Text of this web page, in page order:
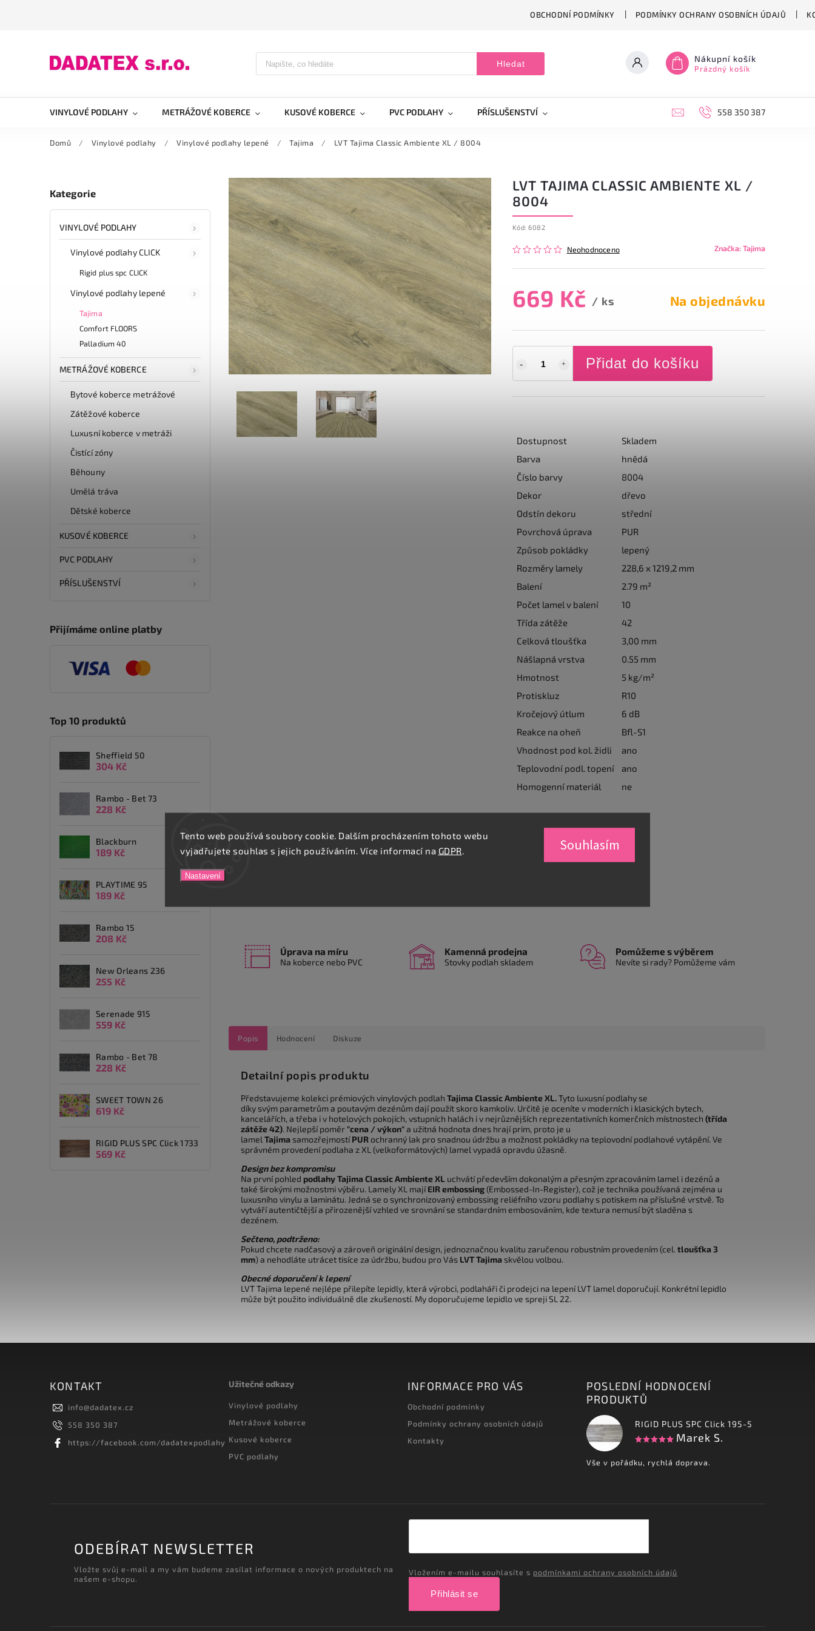
Tento web používá soubory cookie. Dalším procházením tohoto webu
vyjadřujete souhlas s jejich používáním. Více informací na GDPR
Nastavení
Souhlasím
OBCHODNÍ PODMÍNKY PODMÍNKY OCHRANY OSOBNÍCH ÚDAJŮ
Hledat Nákupní košík
Prázdný košík
VINYLOVÉ PODLAHY METRÁŽOVÉ KOBERCE KUSOVÉ KOBERCE PVC PODLAHY PŘÍSLUŠENSTVÍ 558 350 387
Domů / Vinylové podlahy / Vinylové podlahy lepené / Tajima / LVT Tajima Classic Ambiente XL / 8004
Kategorie
VINYLOVÉ PODLAHY
Vinylové podlahy CLICK
Rigid plus spc CLICK
Vinylové podlahy lepené
Tajima
Comfort FLOORS
Palladium 40
METRÁŽOVÉ KOBERCE
Bytové koberce metrážové
Zátěžové koberce
Luxusní koberce v metráži
Čistící zóny
Běhouny
Umělá tráva
Dětské koberce
KUSOVÉ KOBERCE
PVC PODLAHY
PŘÍSLUŠENSTVÍ
Přijímáme online platby
Top 10 produktů
Sheffield 50
304 Kč
Rambo - Bet 73
228 Kč
Blackburn
189 Kč
PLAYTIME 95
189 Kč
Rambo 15
208 Kč
New Orleans 236
255 Kč
Serenade 915
559 Kč
Rambo - Bet 78
228 Kč
SWEET TOWN 26
619 Kč
RIGID PLUS SPC Click 1733
569 Kč
LVT TAJIMA CLASSIC AMBIENTE XL /
8004
Kód: 6082
Neohodnoceno Značka:Tajima
669 Kč / ks Na objednávku
Přidat do košíku
Dostupnost
Skladem
Barva
hnědá
Číslo barvy
8004
Dekor
dřevo
Odstín dekoru
střední
Povrchová úprava
PUR
Způsob pokládky
lepený
Rozměry lamely
228,6 x 1219,2 mm
Balení
2.79 m²
Počet lamel v balení
10
Třída zátěže
42
Celková tloušťka
3,00 mm
Nášlapná vrstva
0.55 mm
Hmotnost
5 kg/m²
Protiskluz
R10
Kročejový útlum
6 dB
Reakce na oheň
Bfl-S1
Vhodnost pod kol. židli
ano
Teplovodní podl. topení
ano
Homogenní materiál
ne
Detailní informace
Úprava na míru
Na koberce nebo PVC
Kamenná prodejna
Stovky podlah skladem
Pomůžeme s výběrem
Nevíte si rady? Pomůžeme vám
Popis Hodnocení Diskuze
Detailní popis produktu
Představujeme kolekci prémiových vinylových podlah Tajima Classic Ambiente XL.Tyto luxusní podlahy se
díky svým parametrům a poutavým dezénům dají použít skoro kamkoliv. Určitě je oceníte v moderních i klasických bytech,
kancelářích, a třeba i v hotelových pokojích, vstupních halách i v nejrůznějších reprezentativních komerčních místnostech (třída
zátěže 42). Nejlepší poměr"cena / výkon"a užitná hodnota dnes hrají prim, proto je u
lamel Tajima samozřejmostí PURochranný lak pro snadnou údržbu a možnost pokládky na teplovodní podlahové vytápění. Ve
správném provedení podlaha z XL (velkoformátových) lamel vypadá opravdu úžasně.
Design bez kompromisu
Na první pohled podlahy Tajima Classic Ambiente XL uchvátí především dokonalým a přesným zpracováním lamel i dezénů a
také širokými možnostmi výběru. Lamely XL mají EIR embossing(Embossed-In-Register), což je technika používaná zejména u
luxusního vinylu a laminátu. Jedná se o synchronizovaný embossing reliéfního vzoru podlahy s potiskem na příslušné vrstvě. To
vytváří autentičtější a přirozenější vzhled ve srovnání se standardním embosováním, kde textura nemusí být sladěna s
dezénem.
Sečteno, podtrženo:
Pokud chcete nadčasový a zároveň originální design, jednoznačnou kvalitu zaručenou robustním provedením (cel. tloušťka 3
mm) a nehodláte utrácet tisíce za údržbu, budou pro Vás LVT Tajima skvělou volbou.
Obecné doporučení k lepení
LVT Tajima lepené nejlépe přilepíte lepidly, která výrobci, podlaháři či prodejci na lepení LVT lamel doporučují. Konkrétní lepidlo
může být použito individuálně dle zkušeností. My doporučujeme lepidlo ve spreji SL 22.
KONTAKT
info@dadatex.cz
558 350 387
https://facebook.com/dadatexpodlahy
Užitečné odkazy
Vinylové podlahy
Metrážové koberce
Kusové koberce
PVC podlahy
INFORMACE PRO VÁS
Obchodní podmínky
Podmínky ochrany osobních údajů
Kontakty
POSLEDNÍ HODNOCENÍ
PRODUKTŮ
RIGID PLUS SPC Click 195-5
Marek S.
Vše v pořádku, rychlá doprava.
ODEBÍRAT NEWSLETTER
Vložte svůj e-mail a my vám budeme zasílat informace o nových produktech na
našem e-shopu.
Vložením e-mailu souhlasíte s podmínkami ochrany osobních údajů
Přihlásit se